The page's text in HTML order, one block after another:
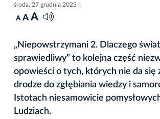
środa, 27 grudnia 2023 r.
A A A
„Niepowstrzymani 2. Dlaczego
sprawiedliwy” to kolejna część
opowieści o tych, których nie da się
drodze do zgłębiania wiedzy i
Istotach niesamowicie
Ludziach.